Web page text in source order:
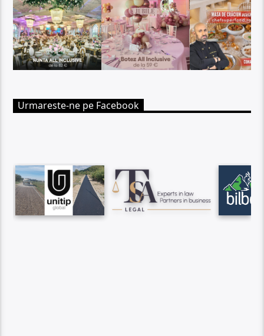
Urmareste-ne pe Facebook